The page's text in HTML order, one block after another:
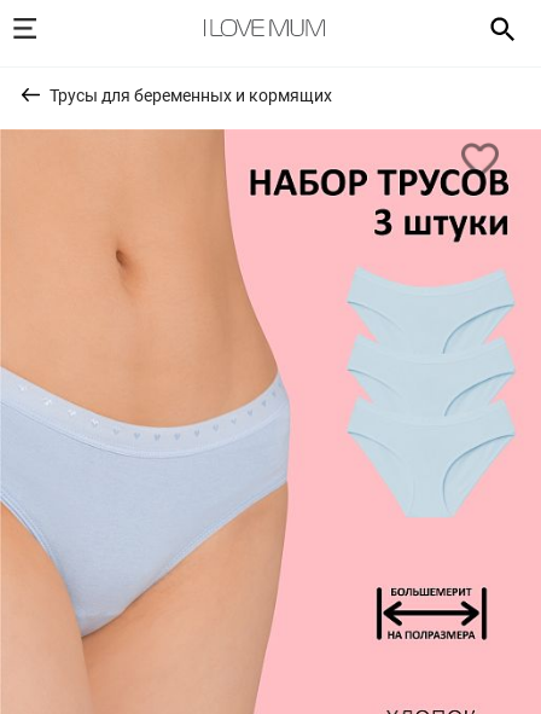
Трусы для беременных и кормящих